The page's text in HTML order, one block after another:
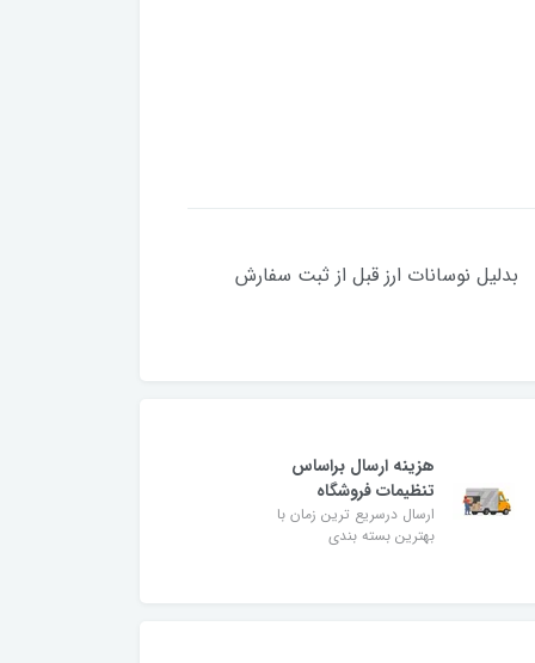
ارز قبل از ثبت سفارش
هزینه ارسال براساس
تنظیمات فروشگاه
ارسال درسریع ترین زمان با
بهترین بسته بندی